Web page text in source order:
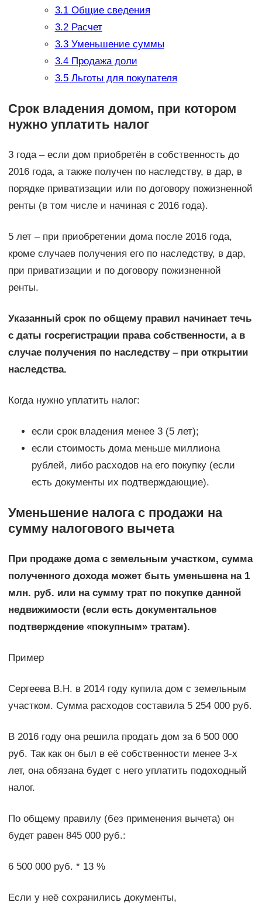
3.1Общие сведения
3.2Расчет
3.3Уменьшение суммы
3.4Продажа доли
3.5Льготы для покупателя
Срок владения домом, при котором
нужно уплатить налог
3 года – если дом приобретён в собственность до
2016 года, а также получен по наследству, в дар, в
порядке приватизации или по договору пожизненной
ренты (в том числе и начиная с 2016 года).
5 лет – при приобретении дома после 2016 года,
кроме случаев получения его по наследству, в дар,
при приватизации и по договору пожизненной
ренты.
Указанный срок по общему правил начинает течь
с даты госрегистрации права собственности, а в
случае получения по наследству – при открытии
наследства.
Когда нужно уплатить налог:
если срок владения менее 3 (5 лет);
если стоимость дома меньше миллиона
рублей, либо расходов на его покупку (если
есть документы их подтверждающие).
Уменьшение налога с продажи на
сумму налогового вычета
При продаже дома с земельным участком, сумма
полученного дохода может быть уменьшена на 1
млн. руб. или на сумму трат по покупке данной
недвижимости (если есть документальное
подтверждение «покупным» тратам).
Пример
Сергеева В.Н. в 2014 году купила дом с земельным
участком. Сумма расходов составила 5 254 000 руб.
В 2016 году она решила продать дом за 6 500 000
руб. Так как он был в её собственности менее 3-х
лет, она обязана будет с него уплатить подоходный
налог.
По общему правилу (без применения вычета) он
будет равен 845 000 руб.:
6 500 000 руб. * 13 %
Если у неё сохранились документы,